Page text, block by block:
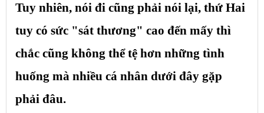
Tuy nhiên, nói đi cũng phải nói lại, thứ Hai
tuy có sức "sát thương" cao đến mấy thì
chắc cũng không thể tệ hơn những tình
huống mà nhiều cá nhân dưới đây gặp
phải đâu.